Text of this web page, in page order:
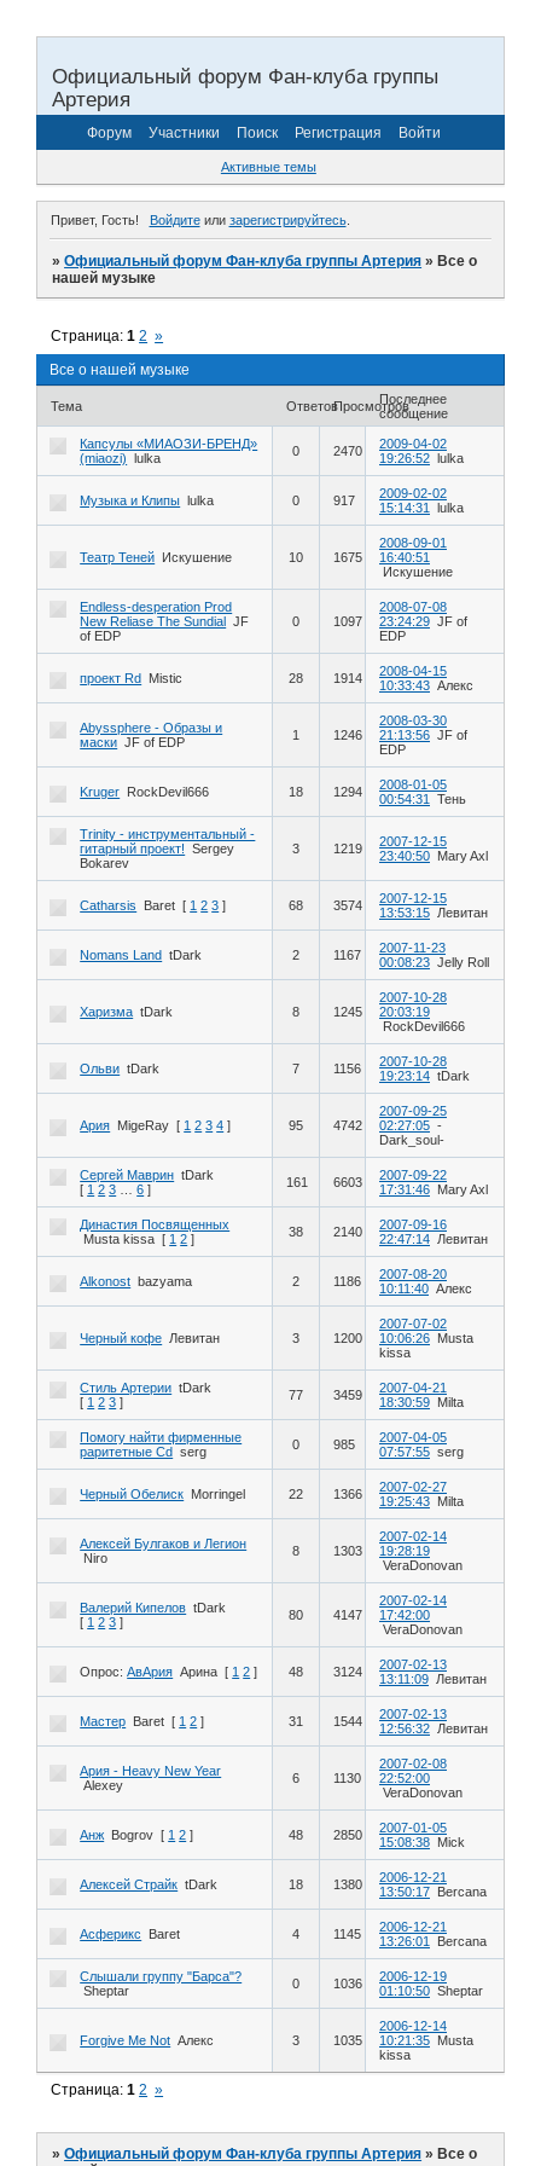
Официальный форум Фан-клуба группы
Артерия
Форум Участники Поиск Регистрация Войти
Активные темы
Привет, Гость! Войдитеили зарегистрируйтесь.
»Официальный форум Фан-клуба группы Артерия »Все о
нашей музыке
Все о нашей музыке
Страница:1 2 »
Тема ОтветовПросмотровПоследнее
сообщение
Капсулы «МИАОЗИ-БРЕНД»
(miaozi)
lulka 0 2470
2009-04-02
19:26:52
lulka
Музыка и Клипы lulka 0 917
2009-02-02
15:14:31
lulka
Театр Теней Искушение 10 1675
2008-09-01
16:40:51
Искушение
Endless-desperation Prod
New Reliase The Sundial
JF
of EDP
0 1097
2008-07-08
23:24:29 JF of
EDP
проект Rd Mistic 28 1914
2008-04-15
10:33:43 Алекс
Abyssphere - Образы и
маски JF of EDP 1 1246
2008-03-30
21:13:56 JF of
EDP
Kruger RockDevil666 18 1294
2008-01-05
00:54:31
Тень
Trinity - инструментальный ­
гитарный проект!
Sergey
Bokarev
3 1219
2007-12-15
23:40:50 Mary Axl
Catharsis Baret [ 1 2 3 ] 68 3574
2007-12-15
13:53:15 Левитан
Nomans Land tDark 2 1167
2007-11-23
00:08:23 Jelly Roll
Харизма tDark 8 1245
2007-10-28
20:03:19
RockDevil666
Ольви tDark 7 1156
2007-10-28
19:23:14 tDark
Ария MigeRay [ 1 2 3 4 ] 95 4742
2007-09-25
02:27:05 -
Dark_soul-
Сергей Маврин tDark
[ 1 2 3 6 ] 161 6603
2007-09-22
17:31:46 Mary Axl
Династия Посвященных
Musta kissa [ 1 2 ] 38 2140
2007-09-16
22:47:14 Левитан
Alkonost bazyama 2 1186
2007-08-20
10:11:40 Алекс
Черный кофе Левитан 3 1200
2007-07-02
10:06:26 Musta
kissa
Стиль Артерии tDark
[ 1 2 3 ] 77 3459
2007-04-21
18:30:59 Milta
Помогу найти фирменные
раритетные Cd
serg 0 985
2007-04-05
07:57:55 serg
Черный Обелиск Morringel 22 1366
2007-02-27
19:25:43 Milta
Алексей Булгаков и Легион
Niro
8 1303
2007-02-14
19:28:19
VeraDonovan
Валерий Кипелов tDark
[ 1 2 3 ] 80 4147
2007-02-14
17:42:00
VeraDonovan
Опрос: АвАрия Арина [ 1 2 ] 48 3124
2007-02-13
13:11:09 Левитан
Мастер Baret [ 1 2 ] 31 1544
2007-02-13
12:56:32 Левитан
Ария - Heavy New Year
Alexey
6 1130
2007-02-08
22:52:00
VeraDonovan
Анж Bogrov [ 1 2 ] 48 2850
2007-01-05
15:08:38 Mick
Алексей Страйк tDark 18 1380
2006-12-21
13:50:17
Bercana
Асферикс Baret 4 1145
2006-12-21
13:26:01
Bercana
Слышали группу "Барса"?
Sheptar
0 1036
2006-12-19
01:10:50 Sheptar
Forgive Me Not Алекс 3 1035
2006-12-14
10:21:35 Musta
kissa
Страница:1 2 »
»Официальный форум Фан-клуба группы Артерия »Все о